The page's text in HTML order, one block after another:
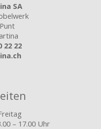
SA
22 22
– 17.00 Uhr